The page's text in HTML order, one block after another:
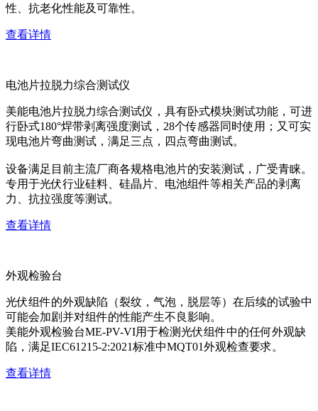
性、抗老化性能及可靠性。
查看详情
电池片拉脱力综合测试仪
美能电池片拉脱力综合测试仪，具有卧式模块测试功能，可进
行卧式180°焊带剥离强度测试，28个传感器同时使用；又可实
现电池片弯曲测试，满足三点，四点弯曲测试。
设备满足目前主流厂商各规格电池片的安装测试，广受青睐。
专用于光伏行业硅料、硅晶片、电池组件等相关产品的剥离
力、抗拉强度等测试。
查看详情
外观检验台
光伏组件的外观缺陷（裂纹，气泡，脱层等）在后续的试验中
可能会加剧并对组件的性能产生不良影响。
美能外观检验台ME-PV-VI用于检测光伏组件中的任何外观缺
陷，满足IEC61215-2:2021标准中MQT01外观检查要求。
查看详情